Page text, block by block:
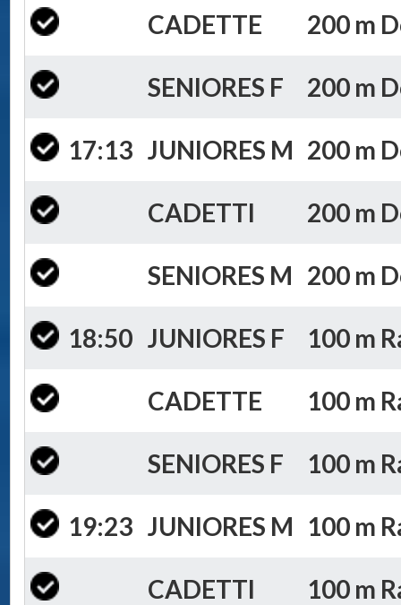
CADETTE 200 m
SENIORES F 200 m
17:13 JUNIORES M 200 m
CADETTI 200 m
SENIORES M 200 m
18:50 JUNIORES F 100 m
CADETTE 100 m
SENIORES F 100 m
19:23 JUNIORES M 100 m
CADETTI 100 m